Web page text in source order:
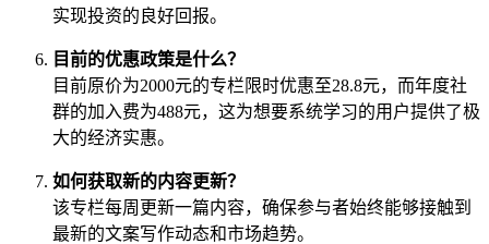
实现投资的良好回报。
目前的优惠政策是什么？
目前原价为2000元的专栏限时优惠至28.8元，而年度社
群的加入费为488元，这为想要系统学习的用户提供了极
大的经济实惠。
如何获取新的内容更新？
该专栏每周更新一篇内容，确保参与者始终能够接触到
最新的文案写作动态和市场趋势。